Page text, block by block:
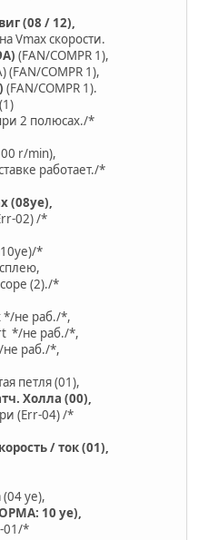
(08 / 12),
скорости.
(FAN/COMPR 1),
COMPR 1),
(FAN/COMPR 1).
2 полюсах./*
r/min),
работает./*
(08уе),
02) /*
*
(2)./*
*/не раб./*,
*/не раб./*,
не раб./*,
петля (01),
Холла (00),
04) /*
/ ток (01),
(04 уе),
10 уе),
*